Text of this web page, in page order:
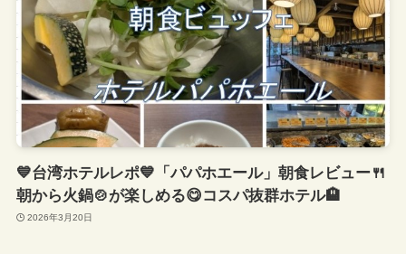
💙台湾ホテルレポ💙「パパホエール」朝食レビュー🍴
朝から火鍋🍲が楽しめる😋コスパ抜群ホテル🏨
2026年3月20日